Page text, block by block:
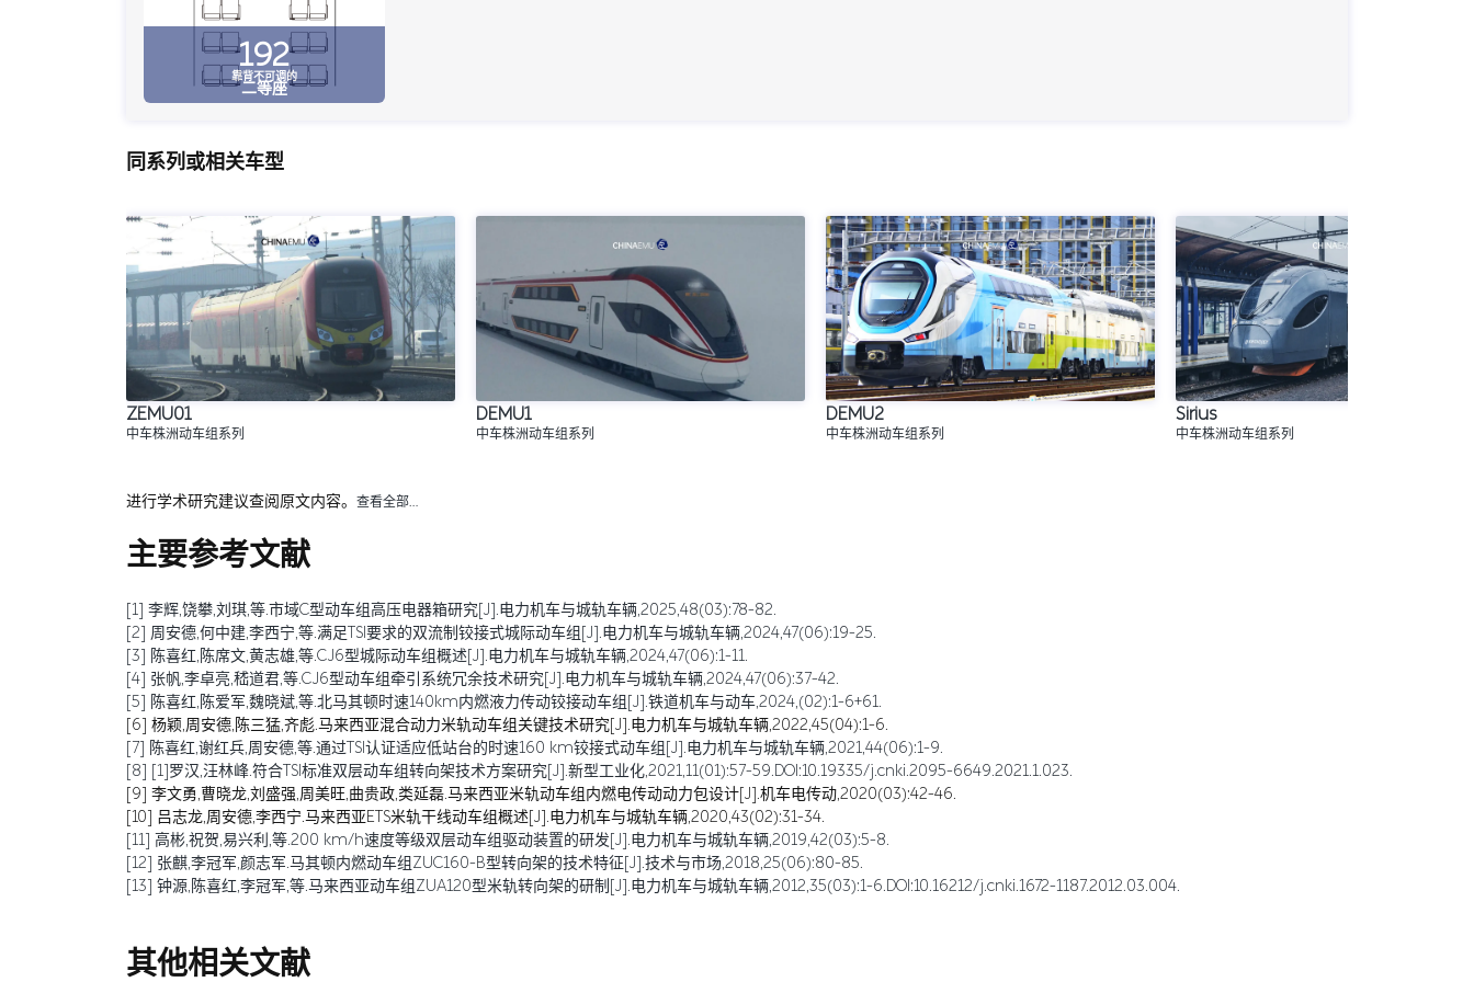
192
靠背不可调的
二等座
同系列或相关车型
ZEMU01
中车株洲动车组系列
DEMU1
中车株洲动车组系列
DEMU2
中车株洲动车组系列
Sirius
中车株洲动车组系列
进行学术研究建议查阅原文内容。 查看全部…
主要参考文献
[1] 李辉,饶攀,刘琪,等.市域C型动车组高压电器箱研究[J].电力机车与城轨车辆,2025,48(03):78-82.
[2] 周安德,何中建,李西宁,等.满足TSI要求的双流制铰接式城际动车组[J].电力机车与城轨车辆,2024,47(06):19-25.
[3] 陈喜红,陈席文,黄志雄,等.CJ6型城际动车组概述[J].电力机车与城轨车辆,2024,47(06):1-11.
[4] 张帆,李卓亮,嵇道君,等.CJ6型动车组牵引系统冗余技术研究[J].电力机车与城轨车辆,2024,47(06):37-42.
[5] 陈喜红,陈爱军,魏晓斌,等.北马其顿时速140km内燃液力传动铰接动车组[J].铁道机车与动车,2024,(02):1-6+61.
[6] 杨颖,周安德,陈三猛,齐彪.马来西亚混合动力米轨动车组关键技术研究[J].电力机车与城轨车辆,2022,45(04):1-6.
[7] 陈喜红,谢红兵,周安德,等.通过TSI认证适应低站台的时速160 km铰接式动车组[J].电力机车与城轨车辆,2021,44(06):1-9.
[8] [1]罗汉,汪林峰.符合TSI标准双层动车组转向架技术方案研究[J].新型工业化,2021,11(01):57-59.DOI:10.19335/j.cnki.2095-6649.2021.1.023.
[9] 李文勇,曹晓龙,刘盛强,周美旺,曲贵政,类延磊.马来西亚米轨动车组内燃电传动动力包设计[J].机车电传动,2020(03):42-46.
[10] 吕志龙,周安德,李西宁.马来西亚ETS米轨干线动车组概述[J].电力机车与城轨车辆,2020,43(02):31-34.
[11] 高彬,祝贺,易兴利,等.200 km/h速度等级双层动车组驱动装置的研发[J].电力机车与城轨车辆,2019,42(03):5-8.
[12] 张麒,李冠军,颜志军.马其顿内燃动车组ZUC160-B型转向架的技术特征[J].技术与市场,2018,25(06):80-85.
[13] 钟源,陈喜红,李冠军,等.马来西亚动车组ZUA120型米轨转向架的研制[J].电力机车与城轨车辆,2012,35(03):1-6.DOI:10.16212/j.cnki.1672-1187.2012.03.004.
其他相关文献